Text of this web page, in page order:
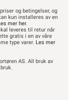
og betingelser, og
kun installeres av en
mer her.
leveres til retur når
gratis i en av våre
type varer. Les mer
AS. All bruk av